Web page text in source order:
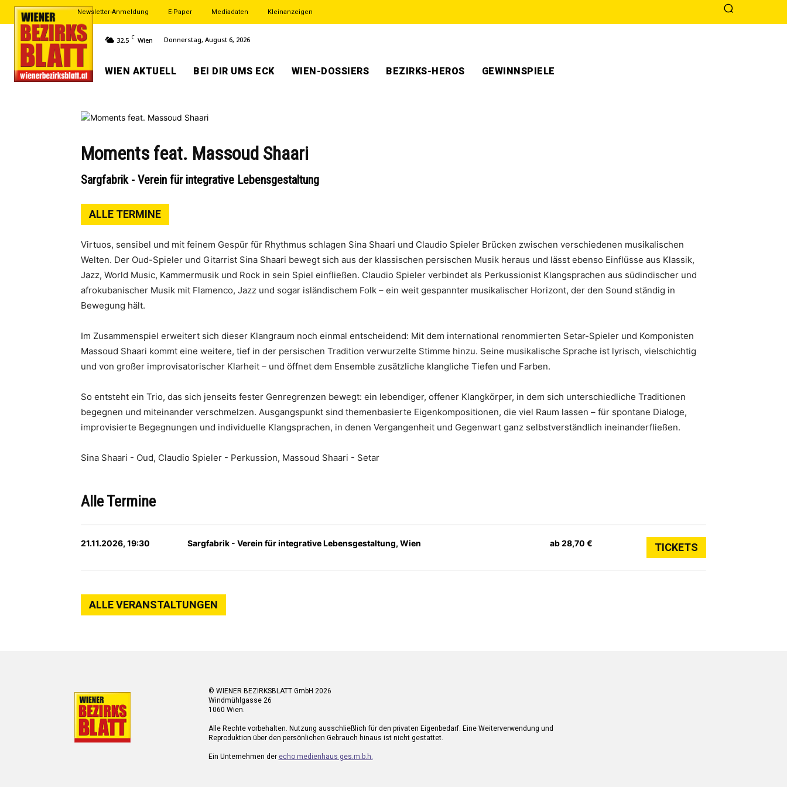
Newsletter-Anmeldung E-Paper Mediadaten Kleinanzeigen
32.5 C Wien Donnerstag, August 6, 2026
WIEN AKTUELL BEI DIR UMS ECK WIEN-DOSSIERS BEZIRKS-HEROS GEWINNSPIELE
Moments feat. Massoud Shaari
Sargfabrik - Verein für integrative Lebensgestaltung
ALLE TERMINE
Virtuos, sensibel und mit feinem Gespür für Rhythmus schlagen Sina Shaari und Claudio Spieler Brücken zwischen verschiedenen musikalischen
Welten. Der Oud-Spieler und Gitarrist Sina Shaari bewegt sich aus der klassischen persischen Musik heraus und lässt ebenso Einflüsse aus Klassik,
Jazz, World Music, Kammermusik und Rock in sein Spiel einfließen. Claudio Spieler verbindet als Perkussionist Klangsprachen aus südindischer und
afrokubanischer Musik mit Flamenco, Jazz und sogar isländischem Folk – ein weit gespannter musikalischer Horizont, der den Sound ständig in
Bewegung hält.
Im Zusammenspiel erweitert sich dieser Klangraum noch einmal entscheidend: Mit dem international renommierten Setar-Spieler und Komponisten
Massoud Shaari kommt eine weitere, tief in der persischen Tradition verwurzelte Stimme hinzu. Seine musikalische Sprache ist lyrisch, vielschichtig
und von großer improvisatorischer Klarheit – und öffnet dem Ensemble zusätzliche klangliche Tiefen und Farben.
So entsteht ein Trio, das sich jenseits fester Genregrenzen bewegt: ein lebendiger, offener Klangkörper, in dem sich unterschiedliche Traditionen
begegnen und miteinander verschmelzen. Ausgangspunkt sind themenbasierte Eigenkompositionen, die viel Raum lassen – für spontane Dialoge,
improvisierte Begegnungen und individuelle Klangsprachen, in denen Vergangenheit und Gegenwart ganz selbstverständlich ineinanderfließen.
Sina Shaari - Oud, Claudio Spieler - Perkussion, Massoud Shaari - Setar
Alle Termine
21.11.2026, 19:30 Sargfabrik - Verein für integrative Lebensgestaltung, Wien ab 28,70 € TICKETS
ALLE VERANSTALTUNGEN
© WIENER BEZIRKSBLATT GmbH 2026
Windmühlgasse 26
1060 Wien.
Alle Rechte vorbehalten. Nutzung ausschließlich für den privaten Eigenbedarf. Eine Weiterverwendung und
Reproduktion über den persönlichen Gebrauch hinaus ist nicht gestattet.
Ein Unternehmen der echo medienhaus ges.m.b.h.